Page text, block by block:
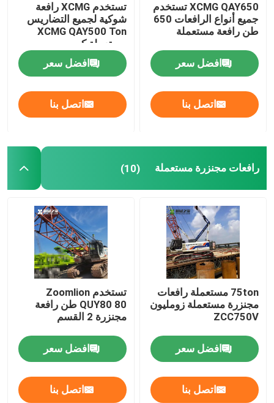
مناولة الحاويات الفارغة
رافعة شوكية
تجميع المحرك
XCMG QAY650 تستخدم
جميع أنواع الرافعات 650
طن رافعة مستعملة
افضل سعر
اتصل بنا
تستخدم XCMG رافعة
شوكية لجميع التضاريس
XCMG QAY500 Ton
مستعملة كرين
افضل سعر
اتصل بنا
رافعات مجنزرة مستعملة (10)
75ton مستعملة رافعات
مجنزرة مستعملة زومليون
ZCC750V
افضل سعر
اتصل بنا
تستخدم Zoomlion
QUY80 80 طن رافعة
مجنزرة 2 القسم
افضل سعر
اتصل بنا